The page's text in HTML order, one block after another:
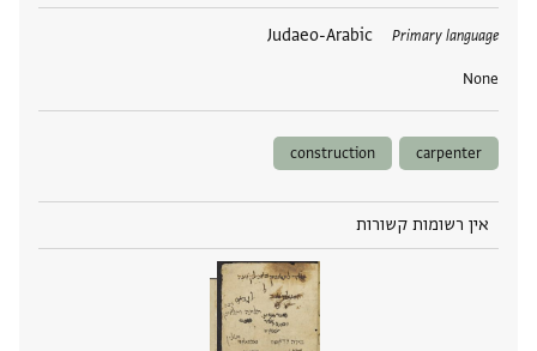
Primary language
Judaeo-Arabic
None
תגים
carpenter
construction
אין רשומות קשורות